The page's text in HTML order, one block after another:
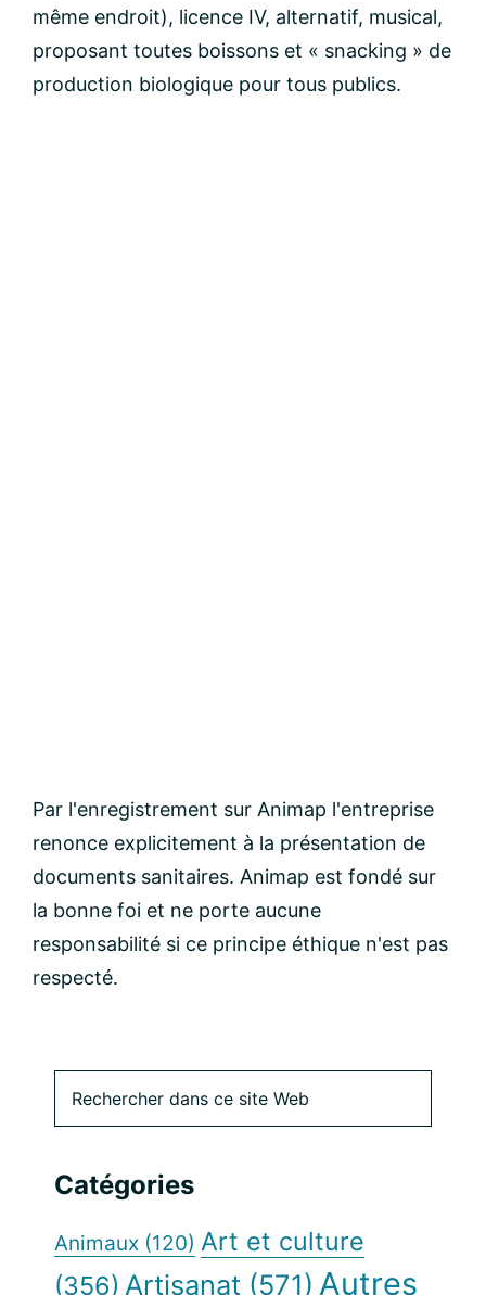
même endroit), licence IV, alternatif, musical,
proposant toutes boissons et « snacking » de
production biologique pour tous publics.
Par l'enregistrement sur Animap l'entreprise
renonce explicitement à la présentation de
documents sanitaires. Animap est fondé sur
la bonne foi et ne porte aucune
responsabilité si ce principe éthique n'est pas
respecté.
Barre
latérale
principale
dans
Web
Catégories
Animaux (120) Art et culture
(356) Artisanat (571) Autres